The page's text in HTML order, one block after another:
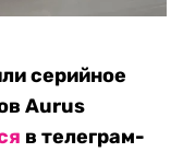
серийное
Aurus
в телеграм-